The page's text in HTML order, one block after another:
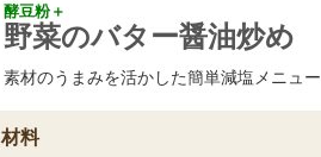
酵豆粉＋
野菜のバター醤油炒め
素材のうまみを活かした簡単減塩メニュー
材料